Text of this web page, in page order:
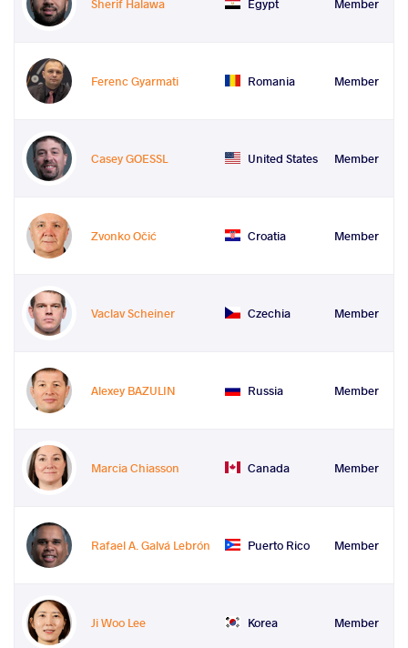
Sherif Halawa Egypt Member
Ferenc Gyarmati Romania Member
Casey GOESSL United States Member
Zvonko Očić Croatia Member
Vaclav Scheiner Czechia Member
Alexey BAZULIN Russia Member
Marcia Chiasson Canada Member
Rafael A. Galvá Lebrón Puerto Rico Member
Ji Woo Lee Korea Member